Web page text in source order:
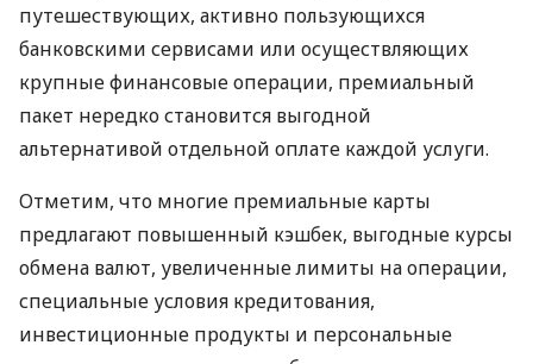
путешествующих, активно пользующихся
банковскими сервисами или осуществляющих
крупные финансовые операции, премиальный
пакет нередко становится выгодной
альтернативой отдельной оплате каждой услуги.
Отметим, что многие премиальные карты
предлагают повышенный кэшбек, выгодные курсы
обмена валют, увеличенные лимиты на операции,
специальные условия кредитования,
инвестиционные продукты и персональные